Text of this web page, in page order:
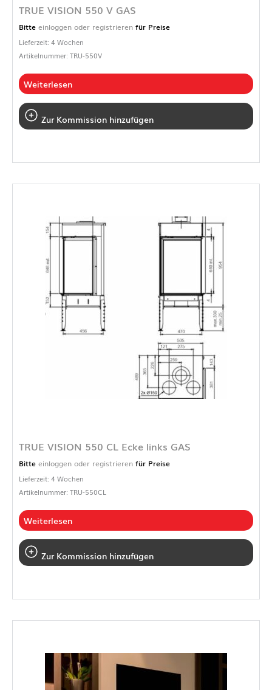
TRUE VISION 550 V GAS
Bitte einloggen oder registrieren für Preise
Lieferzeit: 4 Wochen
Artikelnummer: TRU-550V
Weiterlesen
Zur Kommission hinzufügen
TRUE VISION 550 CL Ecke links GAS
Bitte einloggen oder registrieren für Preise
Lieferzeit: 4 Wochen
Artikelnummer: TRU-550CL
Weiterlesen
Zur Kommission hinzufügen